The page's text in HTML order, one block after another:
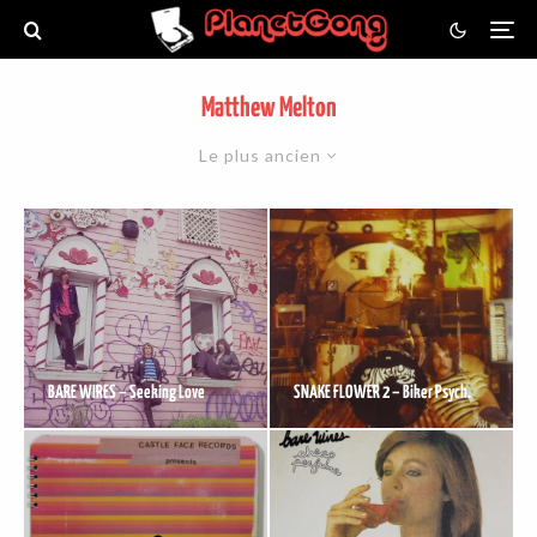
Matthew Melton
Le plus ancien
BARE WIRES – Seeking Love SNAKE FLOWER 2 – Biker Psych.